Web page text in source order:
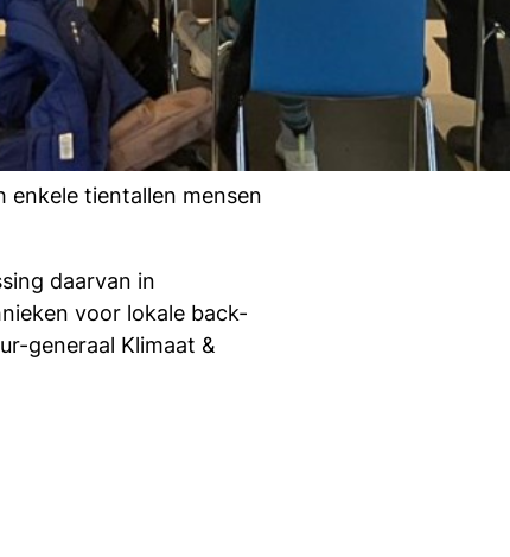
enkele tientallen mensen
daarvan in
voor lokale back-
generaal Klimaat &